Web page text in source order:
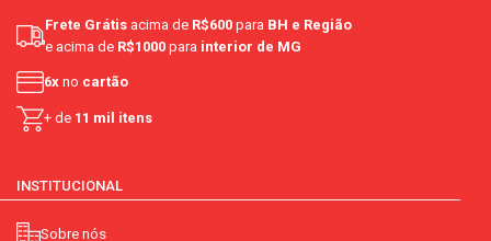
Frete Grátis acima de R$600 para BH e Região
e acima de R$1000 para interior de MG
6x no cartão
+ de 11 mil itens
INSTITUCIONAL
Sobre nós